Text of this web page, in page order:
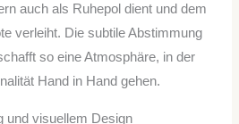
auch als Ruhepol dient und dem
verleiht. Die subtile Abstimmung
so eine Atmosphäre, in der
Hand in Hand gehen.
und visuellem Design